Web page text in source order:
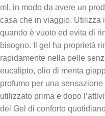
ml, in modo da avere un
casa che in viaggio. Utilizza
quando è vuoto ed evita di
bisogno. Il gel ha proprietà
rapidamente nella pelle
eucalipto, olio di menta
profumo per una
utilizzato prima e dopo
del Gel di conforto